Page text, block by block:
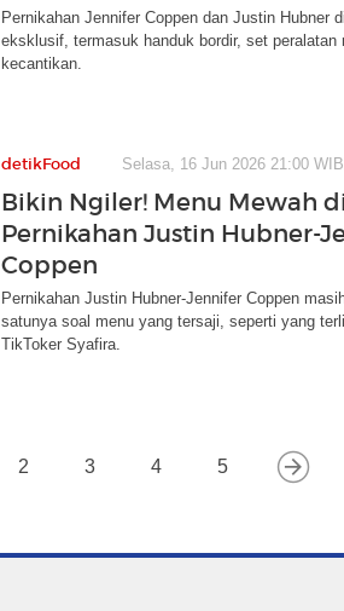
Pernikahan Jennifer Coppen dan Justin Hubner
eksklusif, termasuk handuk bordir, set peralatan
kecantikan.
detikFood Selasa, 16 Jun 2026 21:00 WIB
Bikin Ngiler! Menu Mewah di
Pernikahan Justin Hubner-
Coppen
Pernikahan Justin Hubner-Jennifer Coppen
satunya soal menu yang tersaji, seperti yang
TikToker Syafira.
2 3 4 5